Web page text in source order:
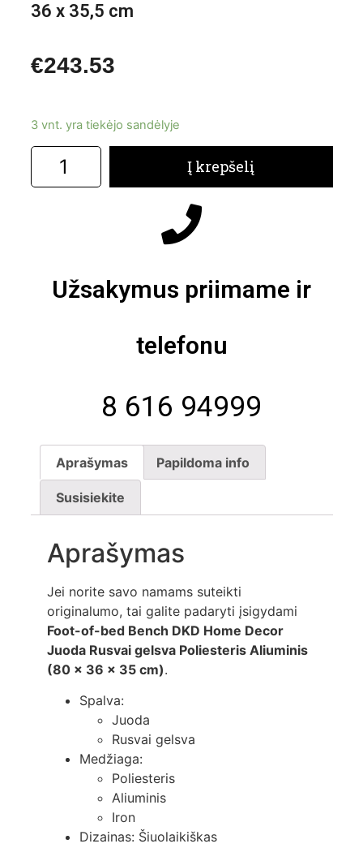
36 x 35,5 cm
€243.53
3 vnt. yra tiekėjo sandėlyje
Į krepšelį
Užsakymus priimame ir
telefonu
8 616 94999
Aprašymas Papildoma info
Susisiekite
Aprašymas
Jei norite savo namams suteikti
originalumo, tai galite padaryti įsigydami
Foot-of-bed Bench DKD Home Decor
Juoda Rusvai gelsva Poliesteris Aliuminis
(80 x 36 x 35 cm).
Spalva:
Juoda
Rusvai gelsva
Medžiaga:
Poliesteris
Aliuminis
Iron
Dizainas: Šiuolaikiškas